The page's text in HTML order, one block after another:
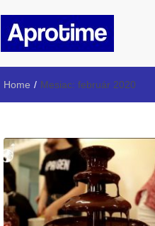
Internetový magazín ŠpMNDaG
Home / Mesiac: február 2020